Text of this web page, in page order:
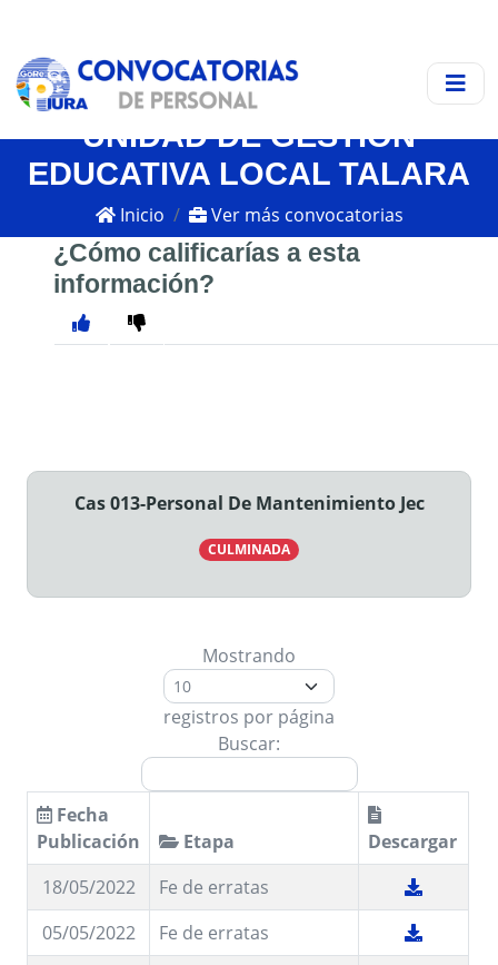
UNIDAD DE GESTIÓN
EDUCATIVA LOCAL TALARA
Inicio Ver más convocatorias
¿Cómo calificarías a esta
información?
Cas 013-Personal De Mantenimiento Jec
CULMINADA
Mostrando
registros por página
Buscar:
Fecha
Publicación
Etapa
Descargar
18/05/2022
Fe de erratas
05/05/2022
Fe de erratas